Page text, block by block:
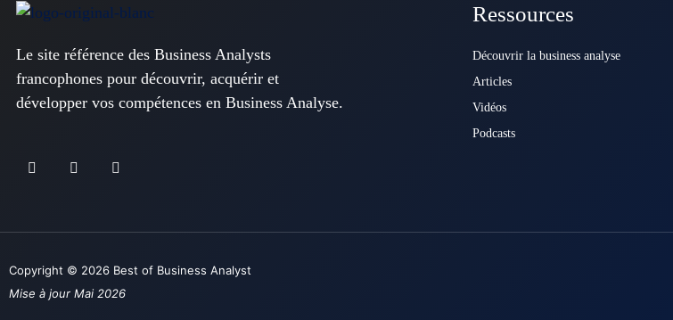
Le site référence des Business Analysts
francophones pour découvrir, acquérir et
développer vos compétences en Business Analyse.
Ressources
Découvrir la business analyse
Articles
Vidéos
Podcasts
Copyright © 2026 Best of Business Analyst
Mise à jour Mai 2026